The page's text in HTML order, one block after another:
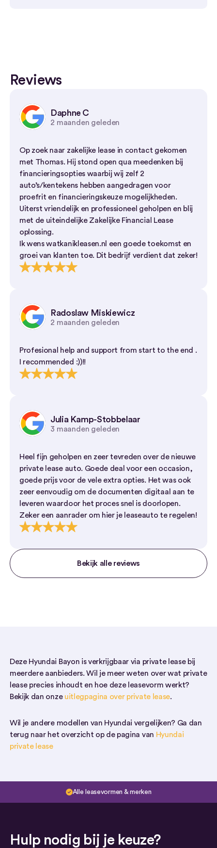
Er zijn momenteel 6 private lease occasion
Er zijn momenteel 9 private lease aanbiedingen
Er zijn momenteel 41 huurkoop aanbiedingen
Reviews
Bekijk alle reviews
Daphne C
2 maanden geleden
Op zoek naar zakelijke lease in contact gekomen
met Thomas. Hij stond open qua meedenken bij
financieringsopties waarbij wij zelf 2
auto’s/kentekens hebben aangedragen voor
proefrit en financieringskeuze mogelijkheden.
Uiterst vriendelijk en professioneel geholpen en blij
met de uiteindelijke Zakelijke Financial Lease
oplossing.
Ik wens watkanikleasen.nl een goede toekomst en
groei van klanten toe. Dit bedrijf verdient dat zeker!
Radoslaw Miskiewicz
2 maanden geleden
Profesional help and support from start to the end .
I recommended :))!!
Julia Kamp-Stobbelaar
3 maanden geleden
Heel fijn geholpen en zeer tevreden over de nieuwe
private lease auto. Goede deal voor een occasion,
goede prijs voor de vele extra opties. Het was ook
zeer eenvoudig om de documenten digitaal aan te
leveren waardoor het proces snel is doorlopen.
Zeker een aanrader om hier je leaseauto te regelen!
Deze Hyundai Bayon is verkrijgbaar via private lease bij
meerdere aanbieders. Wil je meer weten over wat private
lease precies inhoudt en hoe deze leasevorm werkt?
Bekijk dan onze uitlegpagina over private lease.
Wil je andere modellen van Hyundai vergelijken? Ga dan
terug naar het overzicht op de pagina van Hyundai
private lease
Alle leasevormen & merken
Hulp nodig bij je keuze?